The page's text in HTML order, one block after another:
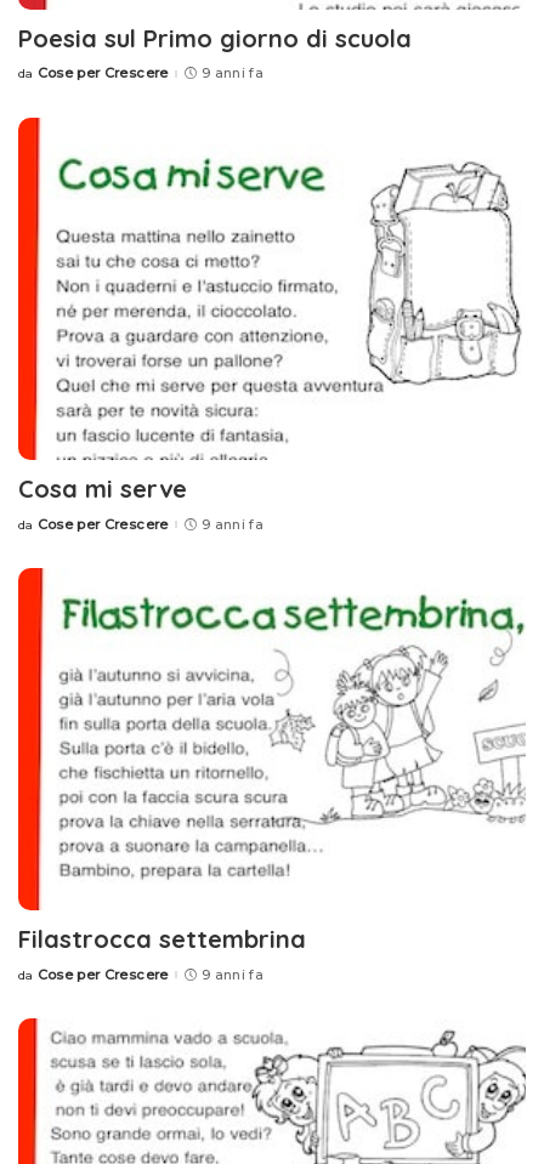
Poesia sul Primo giorno di scuola
Posted
da Cose per Crescere 9 anni fa
Cosa mi serve
Posted
da Cose per Crescere 9 anni fa
Filastrocca settembrina
Posted
da Cose per Crescere 9 anni fa